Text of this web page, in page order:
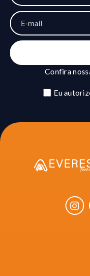
Confira
Eu